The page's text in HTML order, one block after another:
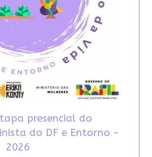
presencial do
do DF e Entorno -
2026